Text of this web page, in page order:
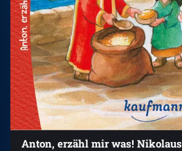
Anton, erzähl mir was! Nikolaus